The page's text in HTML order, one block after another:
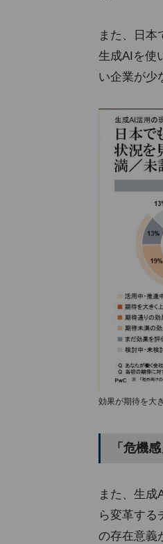
また、日本
生成AIを使
い企業が少
効果が期待を大
「危機
また、生成
ら変革する
の存在意義